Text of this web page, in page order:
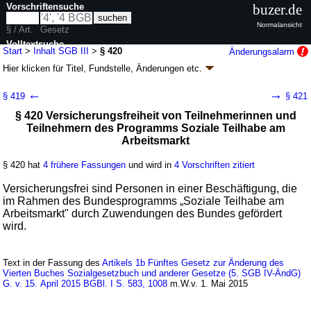
Start > Inhalt SGB III >§ 420
Änderungsalarm
Hier klicken fürTitel, Fundstelle, Änderungen etc.
- Arbeitsförderung - (SGB III)
Artikel 1 G. v. 24.03.1997BGBl. I S. 594 , 595; zuletzt geändert durch
Artikel 1aG. v. 24.07.2026BGBl. 2026 I Nr. 228
Geltung ab 01.01.1998; FNA: 860-3Sozialgesetzbuch
wird in 991 Vorschriften zitiert
Dreizehntes Kapitel Sonderregelungen
Zweiter Abschnitt Ergänzungen für übergangsweise
mögliche Leistungen und zeitweilige Aufgaben
§ 419 ← → § 421
§ 420 Versicherungsfreiheit von Teilnehmerinnen und
Teilnehmern des Programms Soziale Teilhabe am
Arbeitsmarkt
§ 420 hat4 frühere Fassungen und wird in4 Vorschriften zitiert
Versicherungsfrei sind Personen in einer Beschäftigung, die
im Rahmen des Bundesprogramms „Soziale Teilhabe am
Arbeitsmarkt" durch Zuwendungen des Bundes gefördert
wird.
Text in der Fassung desArtikels 1b Fünftes Gesetz zur Änderung des
Vierten Buches Sozialgesetzbuch und anderer Gesetze (5. SGB IV-ÄndG)
G. v. 15. April 2015 BGBl. I S. 583, 1008 m.W.v. 1. Mai 2015
Vorschriftensuche
§ / Art.
Gesetz
Volltextsuche
nur in SGB III
buzer.de
Normalansicht